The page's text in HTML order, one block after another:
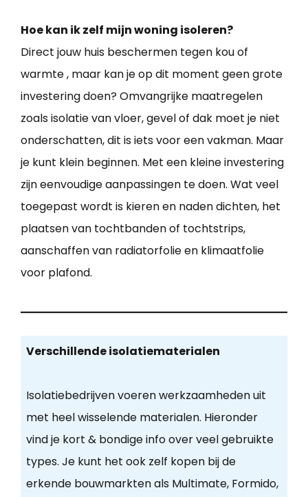
Hoe kan ik zelf mijn woning isoleren?
Direct jouw huis beschermen tegen kou of
warmte , maar kan je op dit moment geen grote
investering doen? Omvangrijke maatregelen
zoals isolatie van vloer, gevel of dak moet je niet
onderschatten, dit is iets voor een vakman. Maar
je kunt klein beginnen. Met een kleine investering
zijn eenvoudige aanpassingen te doen. Wat veel
toegepast wordt is kieren en naden dichten, het
plaatsen van tochtbanden of tochtstrips,
aanschaffen van radiatorfolie en klimaatfolie
voor plafond.
Verschillende isolatiematerialen
Isolatiebedrijven voeren werkzaamheden uit
met heel wisselende materialen. Hieronder
vind je kort & bondige info over veel gebruikte
types. Je kunt het ook zelf kopen bij de
erkende bouwmarkten als Multimate, Formido,